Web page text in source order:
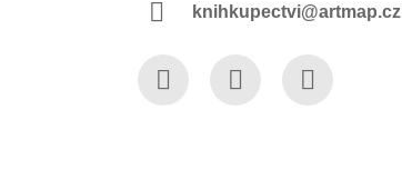
knihkupectvi@artmap.cz